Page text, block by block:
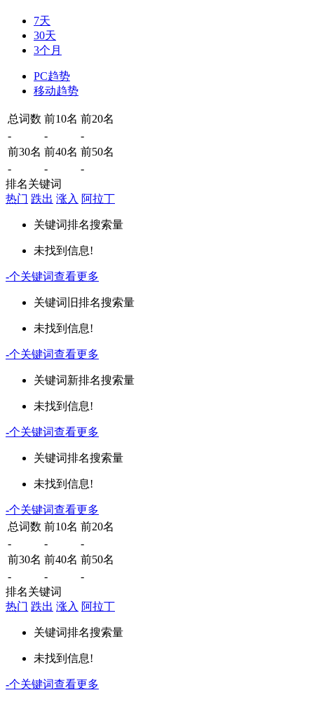
7天
30天
3个月
PC趋势
移动趋势
总词数 前10名 前20名
-
-
-
前30名 前40名 前50名
-
-
-
排名关键词
热门 跌出 涨入 阿拉丁
关键词排名搜索量
未找到信息!
-个关键词查看更多
关键词 旧排名搜索量
未找到信息!
-个关键词查看更多
关键词新排名搜索量
未找到信息!
-个关键词查看更多
关键词排名搜索量
未找到信息!
-个关键词查看更多
总词数 前10名 前20名
-
-
-
前30名 前40名 前50名
-
-
-
排名关键词
热门 跌出 涨入 阿拉丁
关键词排名搜索量
未找到信息!
-个关键词查看更多